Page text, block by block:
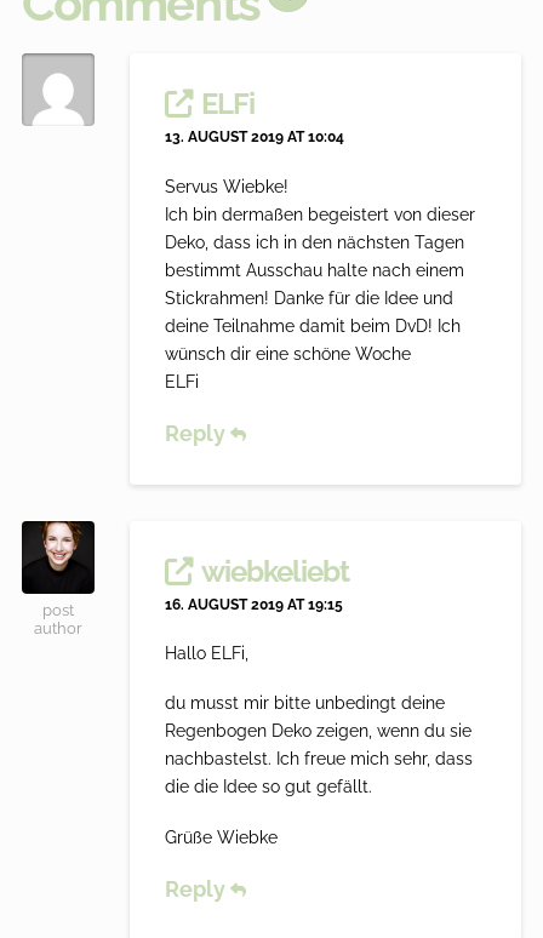
ELFi
13. AUGUST 2019 AT 10:04
Servus Wiebke!
Ich bin dermaßen begeistert von dieser
Deko, dass ich in den nächsten Tagen
bestimmt Ausschau halte nach einem
Stickrahmen! Danke für die Idee und
deine Teilnahme damit beim DvD! Ich
wünsch dir eine schöne Woche
ELFi
Reply
post
author
wiebkeliebt
16. AUGUST 2019 AT 19:15
Hallo ELFi,
du musst mir bitte unbedingt deine
Regenbogen Deko zeigen, wenn du sie
nachbastelst. Ich freue mich sehr, dass
die die Idee so gut gefällt.
Grüße Wiebke
Reply